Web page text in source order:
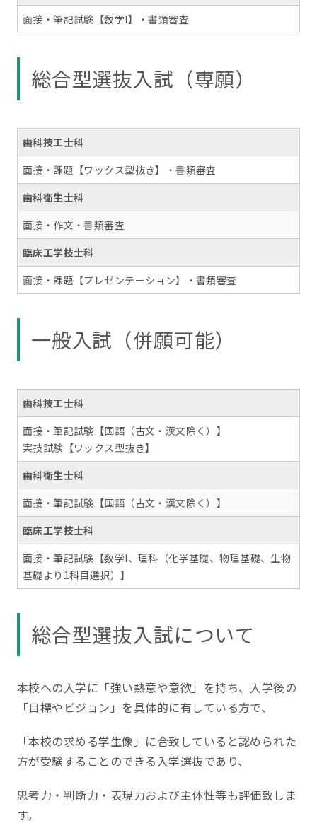
面接・筆記試験【数学I】・書類審査
総合型選抜入試（専願）
歯科技工士科
面接・課題【ワックス型抜き】・書類審査
歯科衛生士科
面接・作文・書類審査
臨床工学技士科
面接・課題【プレゼンテーション】・書類審査
一般入試（併願可能）
歯科技工士科
面接・筆記試験【国語（古文・漢文除く）】
実技試験【ワックス型抜き】
歯科衛生士科
面接・筆記試験【国語（古文・漢文除く）】
臨床工学技士科
面接・筆記試験【数学I、理科（化学基礎、物理基礎、生物
基礎より1科目選択）】
総合型選抜入試について
本校への入学に「強い熱意や意欲」を持ち、入学後の
「目標やビジョン」を具体的に有している方で、
「本校の求める学生像」に合致していると認められた
方が受験することのできる入学選抜であり、
思考力・判断力・表現力および主体性等も評価致しま
す。